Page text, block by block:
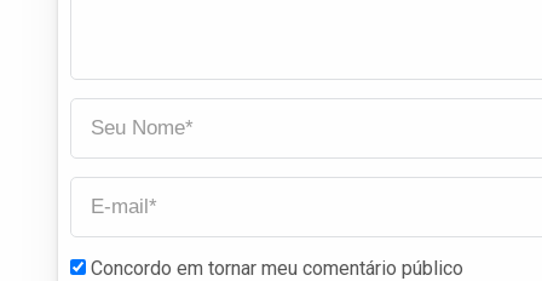
Concordo em tornar meu comentário público